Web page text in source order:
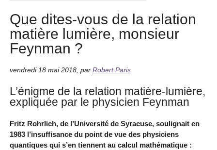
Que dites-vous de la relation
matière lumière, monsieur
Feynman ?
vendredi 18 mai 2018 par Robert Paris
L’énigme de la relation matière-lumière,
expliquée par le physicien Feynman
Fritz Rohrlich, de l’Université de Syracuse, soulignait en
1983 l’insuffisance du point de vue des physiciens
quantiques qui s’en tiennent au calcul mathématique :